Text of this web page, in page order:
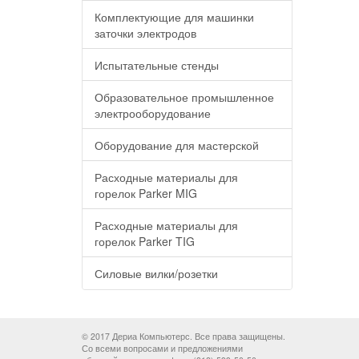
Комплектующие для машинки
заточки электродов
Испытательные стенды
Образовательное промышленное
электрооборудование
Оборудование для мастерской
Расходные материалы для
горелок Parker MIG
Расходные материалы для
горелок Parker TIG
Силовые вилки/розетки
© 2017 Дериа Компьютерс. Все права защищены.
Со всеми вопросами и предложениями